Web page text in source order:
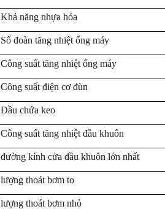
Khả năng nhựa hóa
Số đoàn tăng nhiệt ống máy
Công suất tăng nhiệt ống máy
Công suất điện cơđùn
Đầu chứa keo
Công suất tăng nhiệt đầu khuôn
đường kính cửa đầu khuôn lớn nhất
lượng thoát bơm to
lượng thoát bơm nhỏ